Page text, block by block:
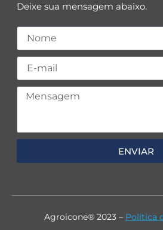
Deixe sua mensagem abaixo.
ENVIAR
Agroicone® 2023 – Política